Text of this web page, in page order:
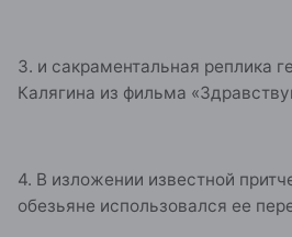
3. и сакраментальная реплика
Калягина из фильма
4. В изложении известной
обезьяне использовался ее